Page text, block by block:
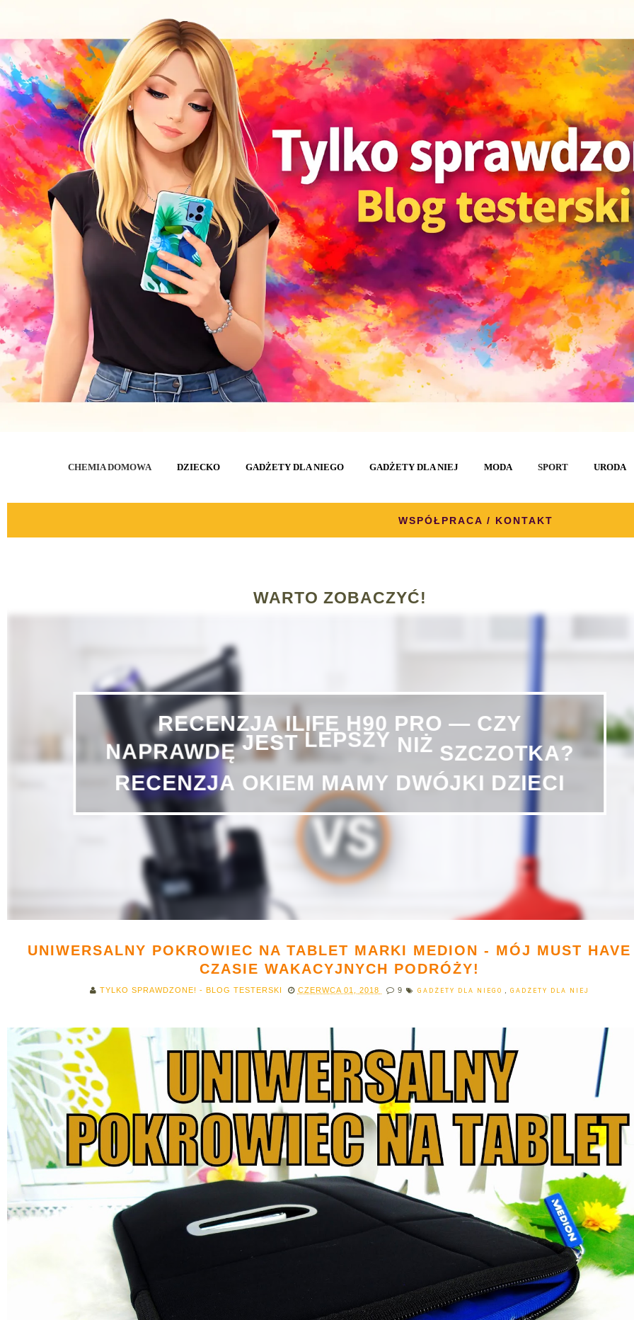
CHEMIA DOMOWA DZIECKO GADŻETY DLA NIEGO GADŻETY DLA NIEJ MODA SPORT URODA
WSPÓŁPRACA / KONTAKT
WARTO ZOBACZYĆ!
RECENZJA ILIFE H90 PRO
CZY
NAPRAWDĘ JEST LEPSZY NIŻ SZCZOTKA?
RECENZJA OKIEM MAMY DWÓJKI DZIECI
UNIWERSALNY POKROWIEC NA TABLET MARKI MEDION - MÓJ MUST HAVE
CZASIE WAKACYJNYCH PODRÓŻY!
TYLKO SPRAWDZONE! - BLOG TESTERSKI CZERWCA 01, 2018 9 GADŻETY DLA NIEGO GADŻETY DLA NIEJ